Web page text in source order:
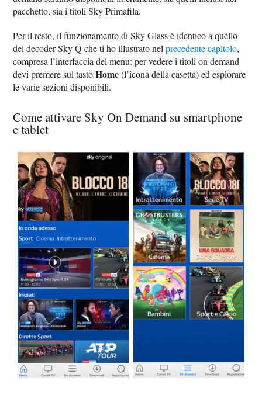
pacchetto, sia i titoli Sky Primafila.
Per il resto, il funzionamento di Sky Glass è identico a quello
dei decoder Sky Q che ti ho illustrato nelprecedente capitolo,
compresa l’interfaccia del menu: per vedere i titoli on demand
devi premere sul tastoHome(l’icona della casetta) ed esplorare
le varie sezioni disponibili.
Come attivare Sky On Demand su smartphone
e tablet